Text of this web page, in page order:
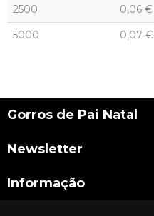
2500
0,06 €
5000
0,07 €
Gorros de Pai Natal
Newsletter
Informação